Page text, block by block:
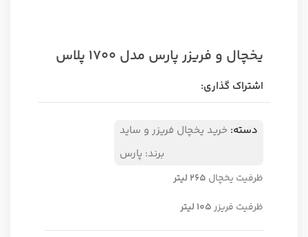
یخچال و فریزر پارس مدل 1700 پلاس
اشتراک گذاری:
دسته: خرید یخچال فریزر و ساید
برند: پارس
ظرفیت یخچال ۲۶۵ لیتر
ظرفیت فریزر۱۰۵ لیتر